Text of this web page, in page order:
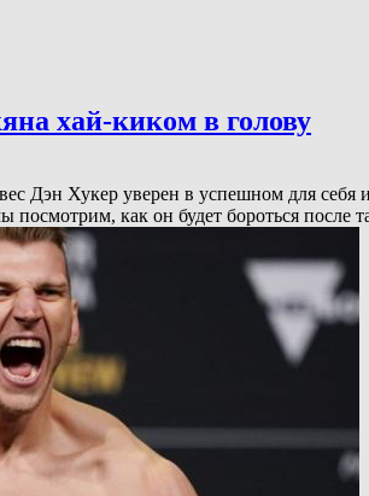
хай-киком в голову
Дэн Хукер уверен в успешном для
как он будет бороться